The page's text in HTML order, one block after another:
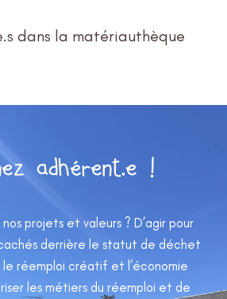
dans la matériauthèque
adhérent.e !
projets et valeurs ? D’agir pour
derrière le statut de déchet
le réemploi créatif et l’économie
les métiers du réemploi et de